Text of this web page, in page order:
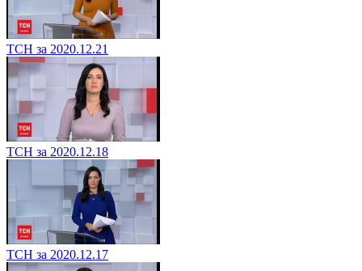
ТСН за 2020.12.21
ТСН за 2020.12.18
ТСН за 2020.12.17